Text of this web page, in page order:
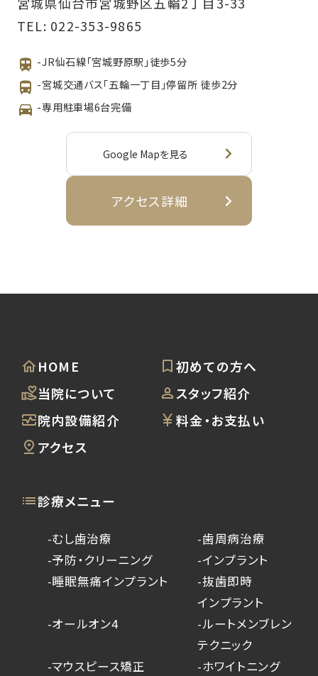
TEL: 022-353-9865
-JR仙石線「宮城野原駅」徒歩5分
-宮城交通バス「五輪一丁目」停留所 徒歩2分
-専用駐車場6台完備
Google Mapを見る
アクセス詳細
HOME
初めての方へ
当院について
スタッフ紹介
院内設備紹介
料金・お支払い
アクセス
診療メニュー
-むし歯治療
-歯周病治療
-予防・クリーニング
-インプラント
-睡眠無痛インプラント
-抜歯即時
インプラント
-オールオン4
-ルートメンブレン
テクニック
-マウスピース矯正
-ホワイトニング